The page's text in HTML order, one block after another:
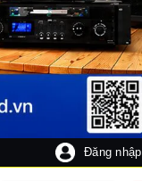
Đăng nhập